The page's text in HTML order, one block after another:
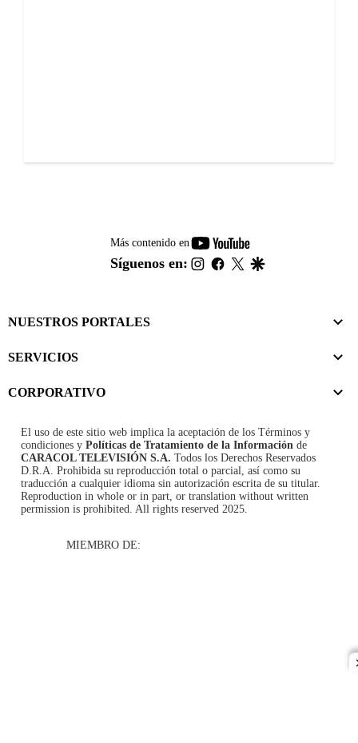
Más contenido en
youtube-
footer
Síguenos en: instagram
facebook
twitter
NUESTROS PORTALES
SERVICIOS
CORPORATIVO
El uso de este sitio web implica la aceptación de los Términos y
condiciones y Políticas de Tratamiento de la Información de
CARACOL TELEVISIÓN S.A. Todos los Derechos Reservados
D.R.A. Prohibida su reproducción total o parcial, así como su
traducción a cualquier idioma sin autorización escrita de su titular.
Reproduction in whole or in part, or translation without written
permission is prohibited. All rights reserved 2025.
MIEMBRO DE: